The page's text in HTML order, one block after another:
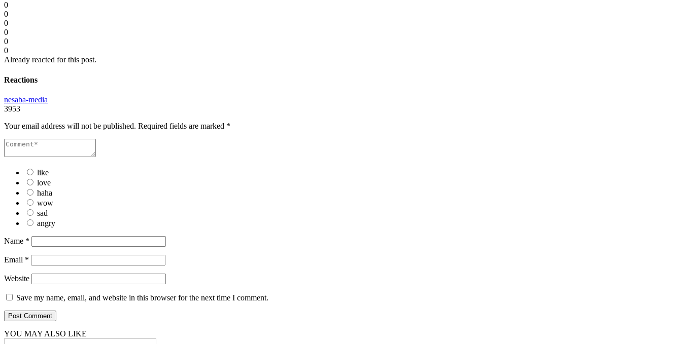
0
0
0
0
0
0
Already reacted for this post.
Reactions
nesaba-media
3953
Your email address will not be published. Required fields are marked *
like
love
haha
wow
sad
angry
Name *
Email *
Website
Save my name, email, and website in this browser for the next time I comment.
YOU MAY ALSO LIKE